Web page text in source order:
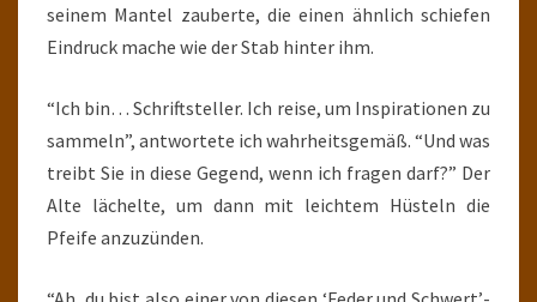
seinem Mantel zauberte, die einen ähnlich schiefen
Eindruck mache wie der Stab hinter ihm.
“Ich bin… Schriftsteller. Ich reise, um Inspirationen zu
sammeln”, antwortete ich wahrheitsgemäß. “Und was
treibt Sie in diese Gegend, wenn ich fragen darf?” Der
Alte lächelte, um dann mit leichtem Hüsteln die
Pfeife anzuzünden.